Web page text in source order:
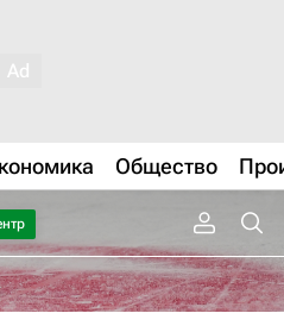
Общество